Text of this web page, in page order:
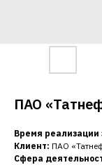
ПАО
Время реализации
Клиент: ПАО
Сфера